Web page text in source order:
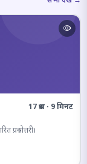
17 प्रश्न · 9 मिनट